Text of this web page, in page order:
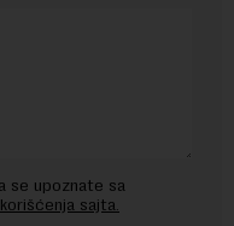
se upoznate sa
sajta.